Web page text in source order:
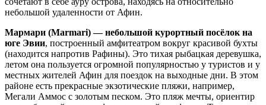
небольшой удаленности от Афин.
Мармари (Marmari) — небольшой курортный посёлок на
юге Эвии, построенный амфитеатром вокруг красивой бухты
(находится напротив Рафины). Это тихая рыбацкая деревушка,
летом она пользуется огромной популярностью у туристов и у
местных жителей Афин для поездок на выходные дни. В этом
районе есть прекрасные экзотические пляжи, например,
Мегали Аммос с золотым песком. Это пляж мечты, ориентир